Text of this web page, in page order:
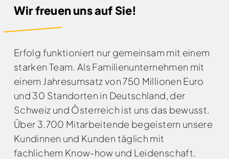
Wir freuen uns auf Sie!
Erfolg funktioniert nur gemeinsam mit einem
starken Team. Als Familienunternehmen mit
einem Jahresumsatz von 750 Millionen Euro
und 30 Standorten in Deutschland, der
Schweiz und Österreich ist uns das bewusst.
Über 3.700 Mitarbeitende begeistern unsere
Kundinnen und Kunden täglich mit
fachlichem Know-how und Leidenschaft.